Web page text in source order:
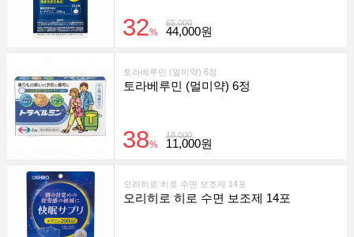
65,000
32% 44,000원
토라베루민 (멀미약) 6정
토라베루민 (멀미약) 6정
18,000
38% 11,000원
오리히로 히로 수면 보조제 14포
오리히로 히로 수면 보조제 14포